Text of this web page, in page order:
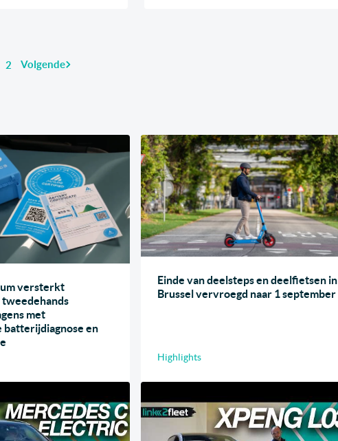
Pagina
2 Volgende
versterkt
met
batterijdiagnose en
Einde van deelsteps en deelfietsen in
Brussel vervroegd naar 1 september
Highlights